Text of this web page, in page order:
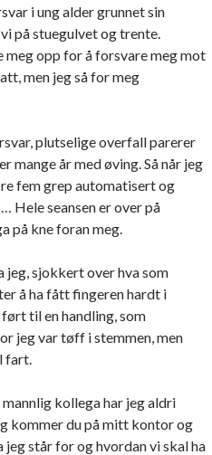
i ung alder grunnet sin
på stuegulvet og trente.
opp for å forsvare meg mot
men jeg så for meg
plutselige overfall parerer
år med øving. Så når jeg
fem grep automatisert og
Hele seansen er over på
på kne foran meg.
jeg, sjokkert over hva som
å ha fått fingeren hardt i
til en handling, som
jeg var tøff i stemmen, men
fart.
kollega har jeg aldri
kommer du på mitt kontor og
jeg står for og hvordan vi skal ha